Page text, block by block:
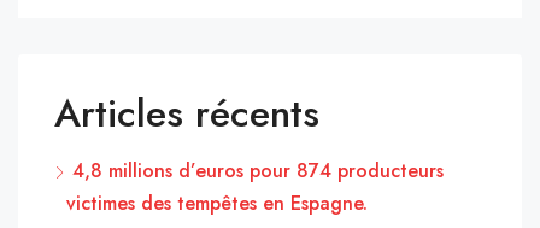
Articles récents
4,8 millions d’euros pour 874 producteurs
victimes des tempêtes en Espagne.